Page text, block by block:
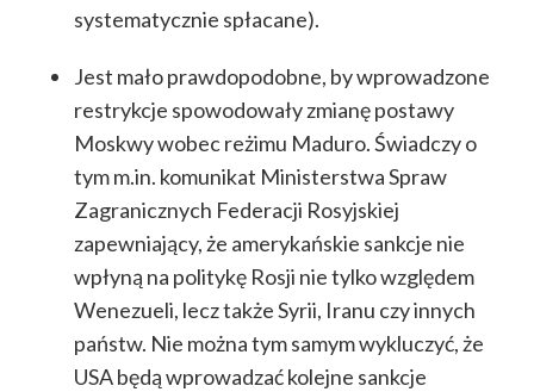
systematycznie spłacane).
Jest mało prawdopodobne, by wprowadzone
restrykcje spowodowały zmianę postawy
Moskwy wobec reżimu Maduro. Świadczy o
tym m.in. komunikat Ministerstwa Spraw
Zagranicznych Federacji Rosyjskiej
zapewniający, że amerykańskie sankcje nie
wpłyną na politykę Rosji nie tylko względem
Wenezueli, lecz także Syrii, Iranu czy innych
państw. Nie można tym samym wykluczyć, że
USA będą wprowadzać kolejne sankcje